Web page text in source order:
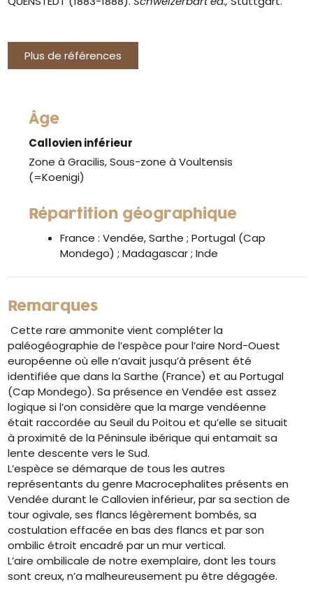
Plus de références
Âge
Callovien inférieur
Zone à Gracilis, Sous-zone à Voultensis
(=Koenigi)
Répartition géographique
France : Vendée, Sarthe ; Portugal (Cap
Mondego) ; Madagascar ; Inde
Remarques
Cette rare ammonite vient compléter la
paléogéographie de l’espèce pour l’aire Nord-Ouest
européenne où elle n’avait jusqu’à présent été
identifiée que dans la Sarthe (France) et au Portugal
(Cap Mondego). Sa présence en Vendée est assez
logique si l’on considère que la marge vendéenne
était raccordée au Seuil du Poitou et qu’elle se situait
à proximité de la Péninsule ibérique qui entamait sa
lente descente vers le Sud.
L’espèce se démarque de tous les autres
représentants du genre Macrocephalites présents en
Vendée durant le Callovien inférieur, par sa section de
tour ogivale, ses flancs légèrement bombés, sa
costulation effacée en bas des flancs et par son
ombilic étroit encadré par un mur vertical.
L’aire ombilicale de notre exemplaire, dont les tours
sont creux, n’a malheureusement pu être dégagée.